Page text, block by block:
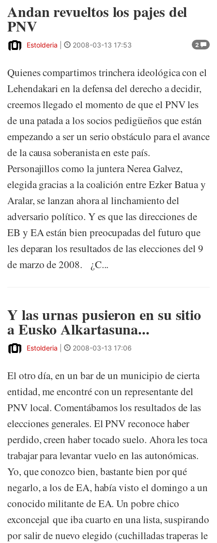
Andan revueltos los pajes del
PNV
2
Estolderia 2008-03-13 17:53
Quienes compartimos trinchera ideológica con el
Lehendakari en la defensa del derecho a decidir,
creemos llegado el momento de que el PNV les
de una patada a los socios pedigüeños que están
empezando a ser un serio obstáculo para el avance
de la causa soberanista en este país.
Personajillos como la juntera Nerea Galvez,
elegida gracias a la coalición entre Ezker Batua y
Aralar, se lanzan ahora al linchamiento del
adversario político. Y es que las direcciones de
EB y EA están bien preocupadas del futuro que
les deparan los resultados de las elecciones del 9
de marzo de 2008. ¿C...
Y las urnas pusieron en su sitio
a Eusko Alkartasuna...
Estolderia 2008-03-13 17:06
El otro día, en un bar de un municipio de cierta
entidad, me encontré con un representante del
PNV local. Comentábamos los resultados de las
elecciones generales. El PNV reconoce haber
perdido, creen haber tocado suelo. Ahora les toca
trabajar para levantar vuelo en las autonómicas.
Yo, que conozco bien, bastante bien por qué
negarlo, a los de EA, había visto el domingo a un
conocido militante de EA. Un pobre chico
exconcejal que iba cuarto en una lista, suspirando
por salir de nuevo elegido (cuchilladas traperas le